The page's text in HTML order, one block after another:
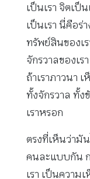
เป็นเรา จิตเป็
เป็นเรา นี่คือร่
ทรัพย์สินของเร
จักรวาลของเ
ถ้าเราภาวนา
ทั้งจักรวาล ทั้ง
เราหรอก
ตรงที่เห็นว่ามั
คนละแบบกัน ก
เรา เป็นความ